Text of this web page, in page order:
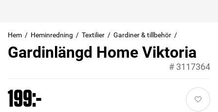
Hem Heminredning Textilier Gardiner & tillbehör
Gardinlängd Home Viktoria
# 3117364
199:-